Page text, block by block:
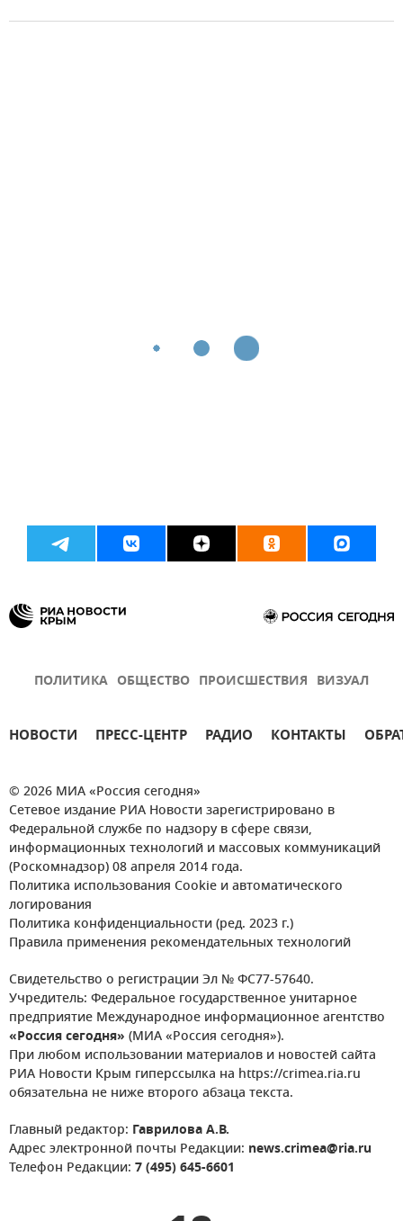
ПОЛИТИКА ОБЩЕСТВО ПРОИСШЕСТВИЯ ВИЗУАЛ
НОВОСТИ ПРЕСС-ЦЕНТР РАДИО КОНТАКТЫ
© 2026 МИА «Россия сегодня»
Сетевое издание РИА Новости зарегистрировано в
Федеральной службе по надзору в сфере связи,
информационных технологий и массовых коммуникаций
(Роскомнадзор) 08 апреля 2014 года.
Политика использования Cookie и автоматического
логирования
Политика конфиденциальности (ред. 2023 г.)
Правила применения рекомендательных технологий
Свидетельство о регистрации Эл № ФС77-57640.
Учредитель: Федеральное государственное унитарное
предприятие Международное информационное агентство
«Россия сегодня» (МИА «Россия сегодня»).
При любом использовании материалов и новостей сайта
РИА Новости Крым гиперссылка на https://crimea.ria.ru
обязательна не ниже второго абзаца текста.
Главный редактор: Гаврилова А.В.
Адрес электронной почты Редакции: news.crimea@ria.ru
Телефон Редакции: 7 (495) 645-6601